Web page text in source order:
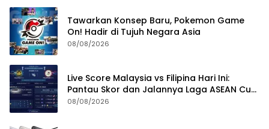
Tawarkan Konsep Baru, Pokemon Game
On! Hadir di Tujuh Negara Asia
08/08/2026
Live Score Malaysia vs Filipina Hari Ini:
Pantau Skor dan Jalannya Laga ASEAN Cup
2026
08/08/2026